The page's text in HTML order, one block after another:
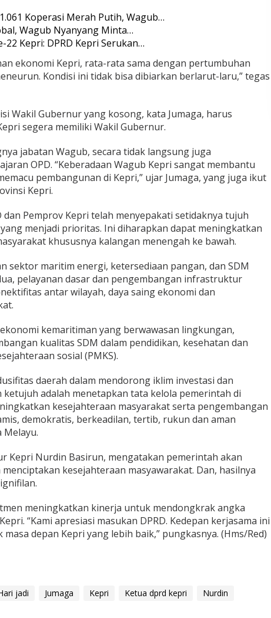
Koperasi Merah Putih, Wagub…
Wagub Nyanyang Minta…
22 Kepri: DPRD Kepri Serukan…
ekonomi Kepri, rata-rata sama dengan pertumbuhan
Kondisi ini tidak bisa dibiarkan berlarut-laru,” tegas
Wakil Gubernur yang kosong, kata Jumaga, harus
segera memiliki Wakil Gubernur.
jabatan Wagub, secara tidak langsung juga
OPD. “Keberadaan Wagub Kepri sangat membantu
pembangunan di Kepri,” ujar Jumaga, yang juga ikut
Kepri.
dan Pemprov Kepri telah menyepakati setidaknya tujuh
menjadi prioritas. Ini diharapkan dapat meningkatkan
khususnya kalangan menengah ke bawah.
sektor maritim energi, ketersediaan pangan, dan SDM
pelayanan dasar dan pengembangan infrastruktur
antar wilayah, daya saing ekonomi dan
kemaritiman yang berwawasan lingkungan,
kualitas SDM dalam pendidikan, kesehatan dan
sosial (PMKS).
daerah dalam mendorong iklim investasi dan
ketujuh adalah menetapkan tata kelola pemerintah di
kesejahteraan masyarakat serta pengembangan
demokratis, berkeadilan, tertib, rukun dan aman
Melayu.
Kepri Nurdin Basirun, mengatakan pemerintah akan
kesejahteraan masyawarakat. Dan, hasilnya
meningkatkan kinerja untuk mendongkrak angka
“Kami apresiasi masukan DPRD. Kedepan kerjasama ini
depan Kepri yang lebih baik,” pungkasnya. (Hms/Red)
jadi Jumaga Kepri Ketua dprd kepri
Nurdin